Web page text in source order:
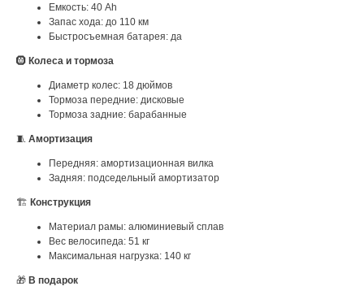
Емкость: 40 Ah
Запас хода: до 110 км
Быстросъемная батарея: да
🛞 Колеса и тормоза
Диаметр колес: 18 дюймов
Тормоза передние: дисковые
Тормоза задние: барабанные
🧵 Амортизация
Передняя: амортизационная вилка
Задняя: подседельный амортизатор
🏗 Конструкция
Материал рамы: алюминиевый сплав
Вес велосипеда: 51 кг
Максимальная нагрузка: 140 кг
🎁 В подарок